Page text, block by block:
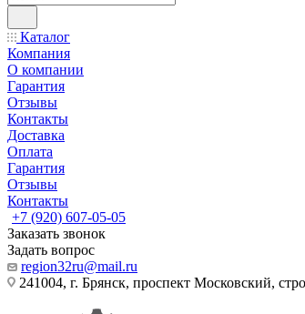
Каталог
Компания
О компании
Гарантия
Отзывы
Контакты
Доставка
Оплата
Гарантия
Отзывы
Контакты
+7 (920) 607-05-05
Заказать звонок
Задать вопрос
region32ru@mail.ru
241004, г. Брянск, проспект Московский,